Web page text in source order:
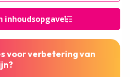
inhoudsopgave
voor verbetering van